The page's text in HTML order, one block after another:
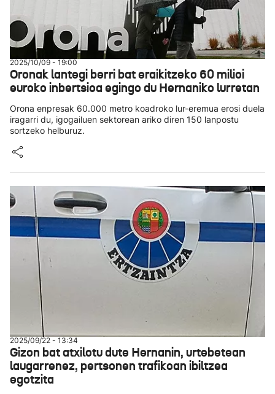
2025/10/09 - 19:00
Oronak lantegi berri bat eraikitzeko 60 milioi
euroko inbertsioa egingo du Hernaniko lurretan
Orona enpresak 60.000 metro koadroko lur-eremua erosi duela
iragarri du, igogailuen sektorean ariko diren 150 lanpostu
sortzeko helburuz.
2025/09/22 - 13:34
Gizon bat atxilotu dute Hernanin, urtebetean
laugarrenez, pertsonen trafikoan ibiltzea
egotzita